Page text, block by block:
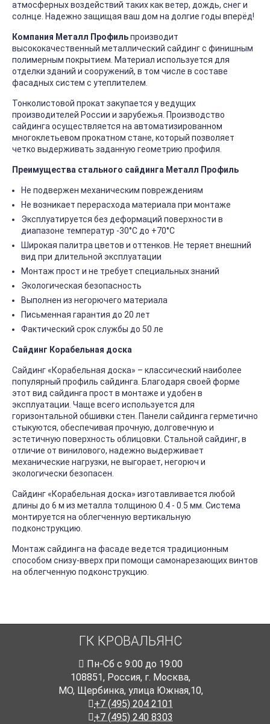
атмосферных воздействий таких как ветер, дождь, снег и
солнце. Надежно защищая ваш дом на долгие годы вперёд!
Компания Металл Профильпроизводит
высококачественный металлический сайдинг с финишным
полимерным покрытием. Материал используется для
отделки зданий и сооружений, в том числе в составе
фасадных систем с утеплителем.
Тонколистовой прокат закупается у ведущих
производителей России и зарубежья. Производство
сайдинга осуществляется на автоматизированном
многоклетьевом прокатном стане, который позволяет
четко выдерживать заданную геометрию профиля.
Преимущества стального сайдинга Металл Профиль
Не подвержен механическим повреждениям
Не возникает перерасхода материала при монтаже
Эксплуатируется без деформаций поверхности в
диапазоне температур -30°C до +70°C
Широкая палитра цветов и оттенков. Не теряет внешний
вид при длительной эксплуатации
Монтаж прост и не требует специальных знаний
Экологическая безопасность
Выполнен из негорючего материала
Письменная гарантия до 20 лет
Фактический срок службы до 50 ле
Сайдинг Корабельная доска
Сайдинг «Корабельная доска» – классический наиболее
популярный профиль сайдинга. Благодаря своей форме
этот вид сайдинга прост в монтаже и удобен в
эксплуатации. Чаще всего используется для
горизонтальной обшивки стен. Панели сайдинга герметично
стыкуются, обеспечивая прочную, долговечную и
эстетичную поверхность облицовки. Стальной сайдинг, в
отличие от винилового, надежно выдерживает
механические нагрузки, не выгорает, негорюч и
экологически безопасен.
Сайдинг «Корабельная доска» изготавливается любой
длины до 6 м из металла толщиною 0.4 - 0.5 мм. Система
монтируется на облегченную вертикальную
подконструкцию.
Монтаж сайдинга на фасаде ведется традиционным
способом снизу-вверх при помощи самонарезающих винтов
на облегченную подконструкцию.
ГК КРОВАЛЬЯНС
Пн-Cб с 9:00 до 19:00
108851, Россия, г. Москва,
МО, Щербинка, улица Южная,10,
+7 (495) 204 2101
+7 (495) 240 8303